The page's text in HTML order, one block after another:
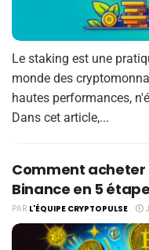
Le staking est une
monde des
hautes performances,
Dans cet article,...
Comment acheter
Binance en 5
PAR L'ÉQUIPE CRYPTOPULSE